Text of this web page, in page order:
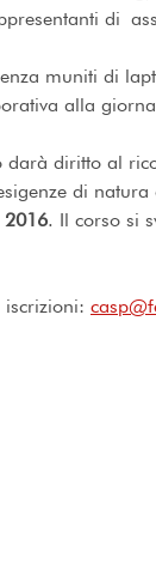
di
muniti di
alla
darà diritto al
di
. Il corso si
iscrizioni: